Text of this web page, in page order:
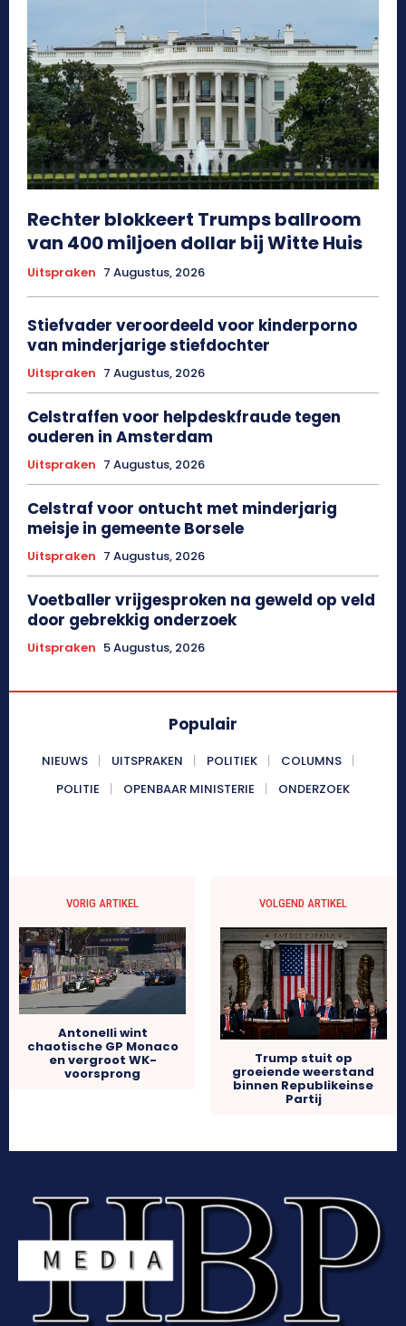
Rechter blokkeert Trumps ballroom
van 400 miljoen dollar bij Witte Huis
Uitspraken 7 Augustus, 2026
Stiefvader veroordeeld voor kinderporno
van minderjarige stiefdochter
Uitspraken 7 Augustus, 2026
Celstraffen voor helpdeskfraude tegen
ouderen in Amsterdam
Uitspraken 7 Augustus, 2026
Celstraf voor ontucht met minderjarig
meisje in gemeente Borsele
Uitspraken 7 Augustus, 2026
Voetballer vrijgesproken na geweld op veld
door gebrekkig onderzoek
Uitspraken 5 Augustus, 2026
Populair
NIEUWS UITSPRAKEN POLITIEK
COLUMNS
POLITIE
OPENBAAR MINISTERIE ONDERZOEK
VORIG ARTIKEL
Antonelli wint
chaotische GP Monaco
en vergroot WK-
voorsprong
VOLGEND ARTIKEL
Trump stuit op
groeiende weerstand
binnen Republikeinse
Partij